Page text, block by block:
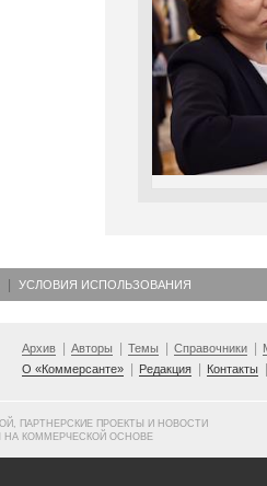
УСЛОВИЯ ИСПОЛЬЗОВАНИЯ
Архив Авторы Темы Справочники
О «Коммерсанте»
Редакция Контакты
ПАРТНЕРСКИЕ ПРОЕКТЫ И НОВОСТИ
НА КОММЕРЧЕСКОЙ ОСНОВЕ